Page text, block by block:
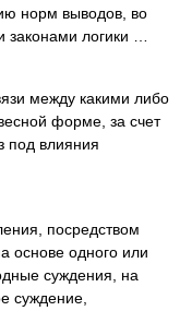
норм выводов, во
логики …
между какими либо
форме, за счет
под влияния
посредством
основе одного или
суждения, на
суждение,